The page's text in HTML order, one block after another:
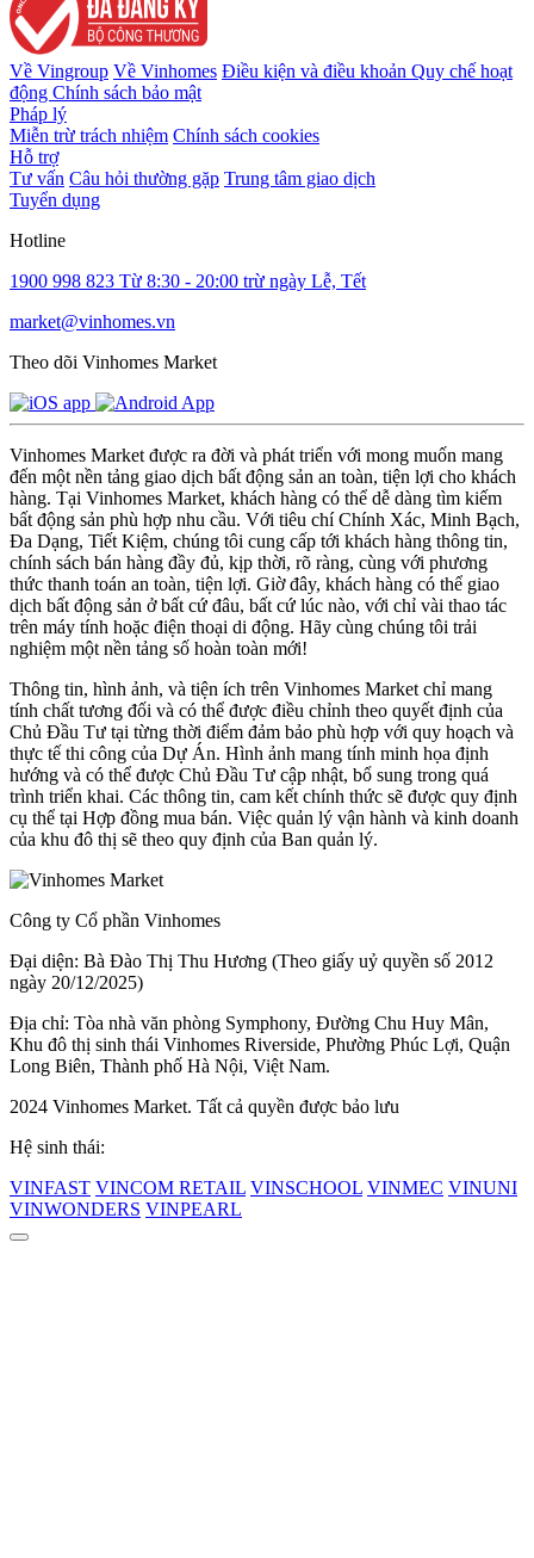
Về Vingroup Về Vinhomes Điều kiện và điều khoản Quy chế hoạt
động Chính sách bảo mật
Pháp lý
Miễn trừ trách nhiệm Chính sách cookies
Hỗ trợ
Tư vấn Câu hỏi thường gặp Trung tâm giao dịch
Tuyển dụng
Hotline
1900 998 823 Từ 8:30 - 20:00 trừ ngày Lễ, Tết
market@vinhomes.vn
Theo dõi Vinhomes Market
Vinhomes Market được ra đời và phát triển với mong muốn mang
đến một nền tảng giao dịch bất động sản an toàn, tiện lợi cho khách
hàng. Tại Vinhomes Market, khách hàng có thể dễ dàng tìm kiếm
bất động sản phù hợp nhu cầu. Với tiêu chí Chính Xác, Minh Bạch,
Đa Dạng, Tiết Kiệm, chúng tôi cung cấp tới khách hàng thông tin,
chính sách bán hàng đầy đủ, kịp thời, rõ ràng, cùng với phương
thức thanh toán an toàn, tiện lợi. Giờ đây, khách hàng có thể giao
dịch bất động sản ở bất cứ đâu, bất cứ lúc nào, với chỉ vài thao tác
trên máy tính hoặc điện thoại di động. Hãy cùng chúng tôi trải
nghiệm một nền tảng số hoàn toàn mới!
Thông tin, hình ảnh, và tiện ích trên Vinhomes Market chỉ mang
tính chất tương đối và có thể được điều chỉnh theo quyết định của
Chủ Đầu Tư tại từng thời điểm đảm bảo phù hợp với quy hoạch và
thực tế thi công của Dự Án. Hình ảnh mang tính minh họa định
hướng và có thể được Chủ Đầu Tư cập nhật, bổ sung trong quá
trình triển khai. Các thông tin, cam kết chính thức sẽ được quy định
cụ thể tại Hợp đồng mua bán. Việc quản lý vận hành và kinh doanh
của khu đô thị sẽ theo quy định của Ban quản lý.
Công ty Cổ phần Vinhomes
Đại diện: Bà Đào Thị Thu Hương (Theo giấy uỷ quyền số 2012
ngày 20/12/2025)
Địa chỉ: Tòa nhà văn phòng Symphony, Đường Chu Huy Mân,
Khu đô thị sinh thái Vinhomes Riverside, Phường Phúc Lợi, Quận
Long Biên, Thành phố Hà Nội, Việt Nam.
2024 Vinhomes Market. Tất cả quyền được bảo lưu
Hệ sinh thái:
VINFAST VINCOM RETAIL VINSCHOOL VINMEC VINUNI
VINWONDERS VINPEARL